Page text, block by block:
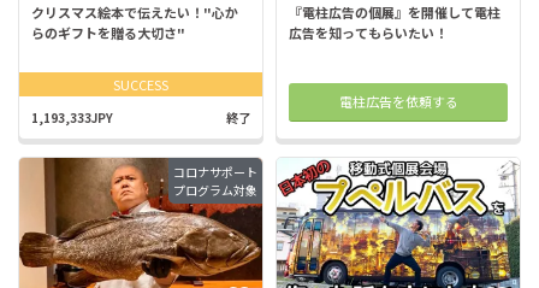
クリスマス絵本で伝えたい！"心か
らのギフトを贈る大切さ"
SUCCESS
1,193,333JPY 終了
『電柱広告の個展』を開催して電柱
広告を知ってもらいたい！
電柱広告を依頼する
コロナサポート
プログラム対象